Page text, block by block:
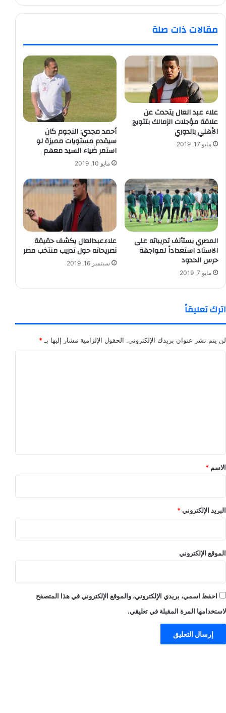
مقالات ذات صلة
علاء عبد العال يتحدث عن
علاقة مؤجلات الزمالك بتتويج
الأهلي بالدوري
مايو 17, 2019
أحمد مجدي: النجوم كان
سيقدم مستويات مميزة لو
استمر ضياء السيد معهم
مايو 10, 2019
المصري يستأنف تدريباته على
الاستاد استعداداً لمواجهة
حرس الحدود
مايو 7, 2019
علاءعبدالعال يكشف حقيقة
تصريحاته حول تدريب منتخب مصر
سبتمبر 16, 2019
اترك تعليقاً
لن يتم نشر عنوان بريدك الإلكتروني. الحقول الإلزامية مشار إليها بـ *
*
الاسم *
البريد الإلكتروني*
الموقع الإلكتروني
احفظ اسمي، بريدي الإلكتروني، والموقع الإلكتروني في هذا المتصفح
لاستخدامها المرة المقبلة في تعليقي.